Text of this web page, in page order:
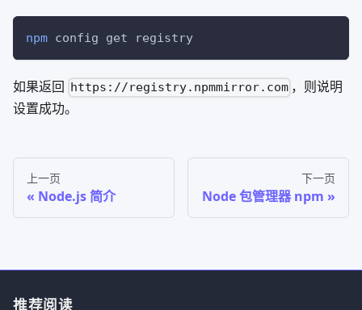
npm config get registry
如果返回 https://registry.npmmirror.com ，则说明
设置成功。
上一页
Node.js 简介
下一页
Node 包管理器 npm
推荐阅读